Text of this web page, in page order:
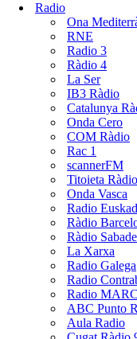
Radio
Ona
RNE
Radio 3
Ràdio 4
La Ser
IB3 Ràdio
Catalunya
Onda Cero
COM Ràdio
Rac 1
scannerFM
Titoieta
Onda Vasca
Radio
Ràdio
Ràdio
La Xarxa
Radio Galega
Radio
Radio
ABC Punto
Aula Radio